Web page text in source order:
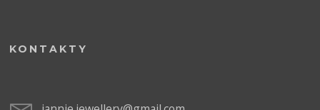
KONTAKTY